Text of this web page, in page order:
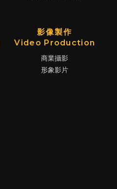
影像製作
Video Production
商業攝影
形象影片